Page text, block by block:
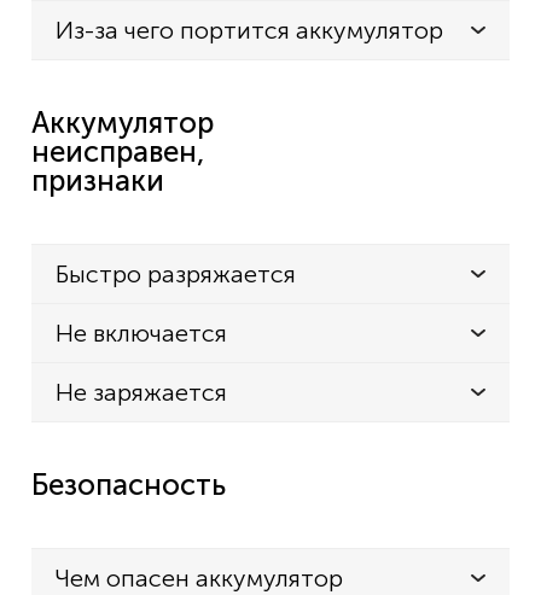
Из-за чего портится аккумулятор
Аккумулятор
неисправен,
признаки
Быстро разряжается
Не включается
Не заряжается
Безопасность
Чем опасен аккумулятор